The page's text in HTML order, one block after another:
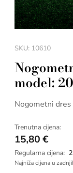
SKU: 10610
model:
Nogometni
Trenutna cijena:
15,80€
Regularna cijena:
Najniža cijena u